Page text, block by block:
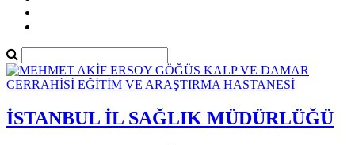
İSTANBUL İL SAĞLIK MÜDÜRLÜĞÜ